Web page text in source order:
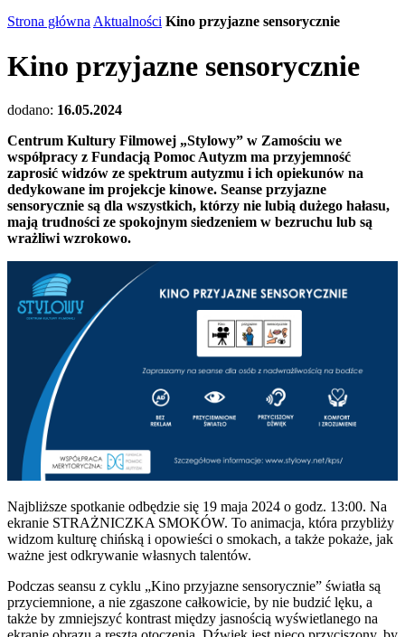
Strona główna Aktualności Kino przyjazne sensorycznie
Kino przyjazne sensorycznie
dodano: 16.05.2024
Centrum Kultury Filmowej „Stylowy” w Zamościu we
współpracy z Fundacją Pomoc Autyzm ma przyjemność
zaprosić widzów ze spektrum autyzmu i ich opiekunów na
dedykowane im projekcje kinowe. Seanse przyjazne
sensorycznie są dla wszystkich, którzy nie lubią dużego hałasu,
mają trudności ze spokojnym siedzeniem w bezruchu lub są
wrażliwi wzrokowo.
Najbliższe spotkanie odbędzie się 19 maja 2024 o godz. 13:00. Na
ekranie STRAŻNICZKA SMOKÓW. To animacja, która przybliży
widzom kulturę chińską i opowieści o smokach, a także pokaże, jak
ważne jest odkrywanie własnych talentów.
Podczas seansu z cyklu „Kino przyjazne sensorycznie” światła są
przyciemnione, a nie zgaszone całkowicie, by nie budzić lęku, a
także by zmniejszyć kontrast między jasnością wyświetlanego na